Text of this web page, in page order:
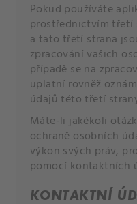
Pokud používáte
prostřednictvím třetí
a tato třetí strana
zpracování vašich
případě se na
uplatní rovněž
údajů této třetí
Máte-li jakékoli
ochraně osobních
výkon svých práv,
pomocí kontaktních
KONTAKTNÍ